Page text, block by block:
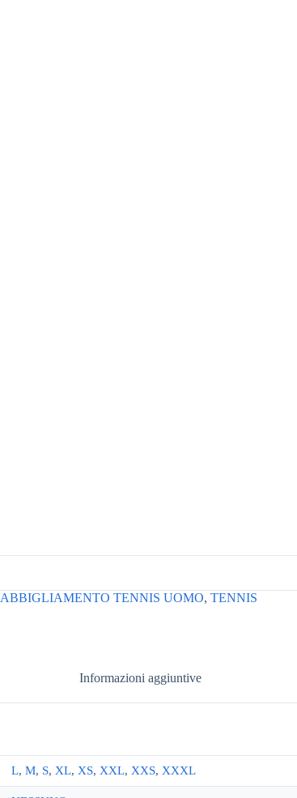
ABBIGLIAMENTO TENNIS UOMO, TENNIS
Informazioni aggiuntive
L, M, S, XL, XS, XXL, XXS, XXXL